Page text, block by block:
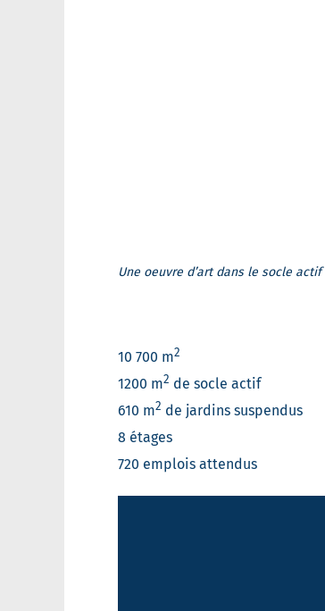
Une oeuvre d’art dans le socle actif
10 700 m2
1200 m2 de socle actif
610 m2 de jardins suspendus
8 étages
720 emplois attendus